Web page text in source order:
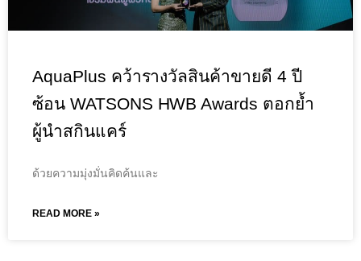
AquaPlus คว้ารางวัลสินค้าขายดี 4 ปี
ซ้อน WATSONS HWB Awards ตอกย้ำ
ผู้นำสกินแคร์
ด้วยความมุ่งมั่นคิดค้นและ
READ MORE »